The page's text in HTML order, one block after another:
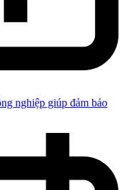
nghiệp giúp đảm bảo